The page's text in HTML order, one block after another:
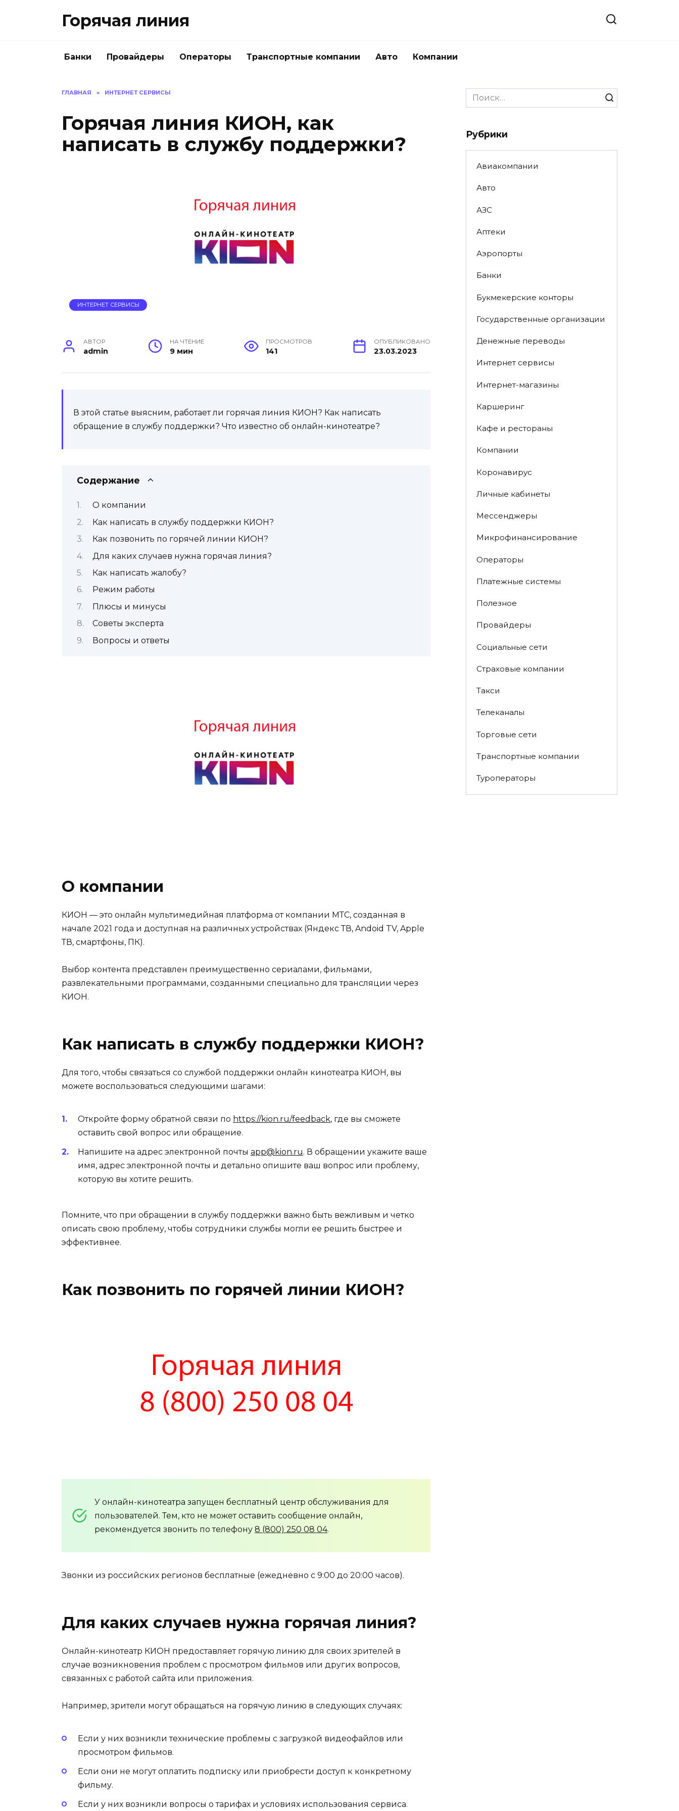
Горячая линия
Банки Провайдеры Операторы Транспортные компании Авто Компании
ГЛАВНАЯ » ИНТЕРНЕТ СЕРВИСЫ
Горячая линия КИОН, как
написать в службу поддержки?
ИНТЕРНЕТ СЕРВИСЫ
АВТОР
admin
НА ЧТЕНИЕ
9 мин
ПРОСМОТРОВ
141
ОПУБЛИКОВАНО
23.03.2023
В этой статье выясним, работает ли горячая линия КИОН? Как написать
обращение в службу поддержки? Что известно об онлайн-кинотеатре?
Содержание
О компании
Как написать в службу поддержки КИОН?
Как позвонить по горячей линии КИОН?
Для каких случаев нужна горячая линия?
Как написать жалобу?
Режим работы
Плюсы и минусы
Советы эксперта
Вопросы и ответы
О компании
КИОН — это онлайн мультимедийная платформа от компании МТС, созданная в
начале 2021 года и доступная на различных устройствах (Яндекс ТВ, Andoid TV, Apple
ТВ, смартфоны, ПК).
Выбор контента представлен преимущественно сериалами, фильмами,
развлекательными программами, созданными специально для трансляции через
КИОН.
Как написать в службу поддержки КИОН?
Для того, чтобы связаться со службой поддержки онлайн кинотеатра КИОН, вы
можете воспользоваться следующими шагами:
Откройте форму обратной связи по https://kion.ru/feedback, где вы сможете
оставить свой вопрос или обращение.
Напишите на адрес электронной почты app@kion.ru. В обращении укажите ваше
имя, адрес электронной почты и детально опишите ваш вопрос или проблему,
которую вы хотите решить.
Помните, что при обращении в службу поддержки важно быть вежливым и четко
описать свою проблему, чтобы сотрудники службы могли ее решить быстрее и
эффективнее.
Как позвонить по горячей линии КИОН?
У онлайн-кинотеатра запущен бесплатный центр обслуживания для
пользователей. Тем, кто не может оставить сообщение онлайн,
рекомендуется звонить по телефону 8 (800) 250 08 04.
Звонки из российских регионов бесплатные (ежедневно с 9:00 до 20:00 часов).
Для каких случаев нужна горячая линия?
Онлайн-кинотеатр КИОН предоставляет горячую линию для своих зрителей в
случае возникновения проблем с просмотром фильмов или других вопросов,
связанных с работой сайта или приложения.
Например, зрители могут обращаться на горячую линию в следующих случаях:
Если у них возникли технические проблемы с загрузкой видеофайлов или
просмотром фильмов.
Если они не могут оплатить подписку или приобрести доступ к конкретному
фильму.
Если у них возникли вопросы о тарифах и условиях использования сервиса.
Search
for:
Рубрики
Авиакомпании
Авто
АЗС
Аптеки
Аэропорты
Банки
Букмекерские конторы
Государственные организации
Денежные переводы
Интернет сервисы
Интернет-магазины
Каршеринг
Кафе и рестораны
Компании
Коронавирус
Личные кабинеты
Мессенджеры
Микрофинансирование
Операторы
Платежные системы
Полезное
Провайдеры
Социальные сети
Страховые компании
Такси
Телеканалы
Торговые сети
Транспортные компании
Туроператоры